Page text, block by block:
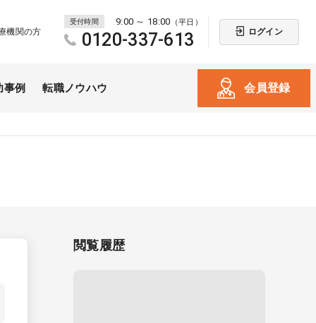
機関の方
受付時間 9:00 ～ 18:00 （平日）
0120-337-613 ログイン
事例 転職ノウハウ 会員登録
閲覧履歴